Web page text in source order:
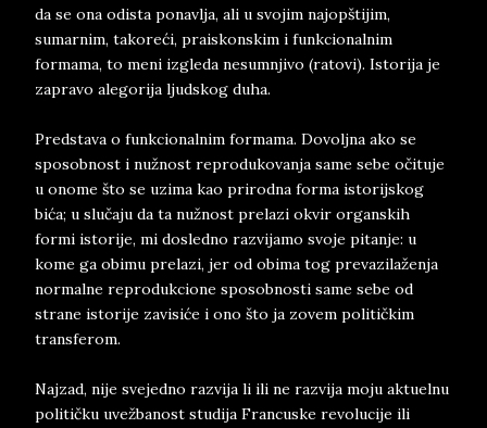
da se ona odista ponavlja, ali u svojim najopštijim,
sumarnim, takoreći, praiskonskim i funkcionalnim
formama, to meni izgleda nesumnjivo (ratovi). Istorija je
zapravo alegorija ljudskog duha.
Predstava o funkcionalnim formama. Dovoljna ako se
sposobnost i nužnost reprodukovanja same sebe očituje
u onome što se uzima kao prirodna forma istorijskog
bića; u slučaju da ta nužnost prelazi okvir organskih
formi istorije, mi dosledno razvijamo svoje pitanje: u
kome ga obimu prelazi, jer od obima tog prevazilaženja
normalne reprodukcione sposobnosti same sebe od
strane istorije zavisiće i ono što ja zovem političkim
transferom.
Najzad, nije svejedno razvija li ili ne razvija moju aktuelnu
političku uvežbanost studija Francuske revolucije ili